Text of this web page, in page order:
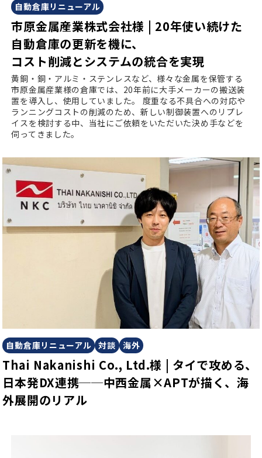
自動倉庫リニューアル
市原金属産業株式会社様 | 20年使い続けた
自動倉庫の更新を機に、
コスト削減とシステムの統合を実現
黄銅・銅・アルミ・ステンレスなど、様々な金属を保管する
市原金属産業様の倉庫では、20年前に大手メーカーの搬送装
置を導入し、使用していました。
度重なる不具合への対応や
ランニングコストの削減のため、新しい制御装置へのリプレ
イスを検討する中、当社にご依頼をいただいた決め手などを
伺ってきました。
自動倉庫リニューアル 対談 海外
Thai Nakanishi Co., Ltd.様 | タイで攻める、
日本発DX連携──中西金属×APTが描く、海
外展開のリアル